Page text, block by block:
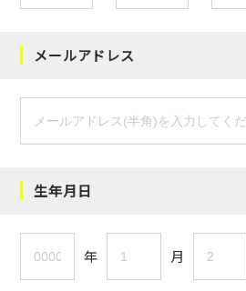
メールアドレス
生年月日
年 月